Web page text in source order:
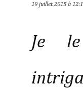
19 juillet 2015 à
Je